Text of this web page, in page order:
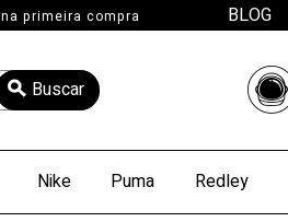
na primeira compra BLOG
Nike Puma Redley